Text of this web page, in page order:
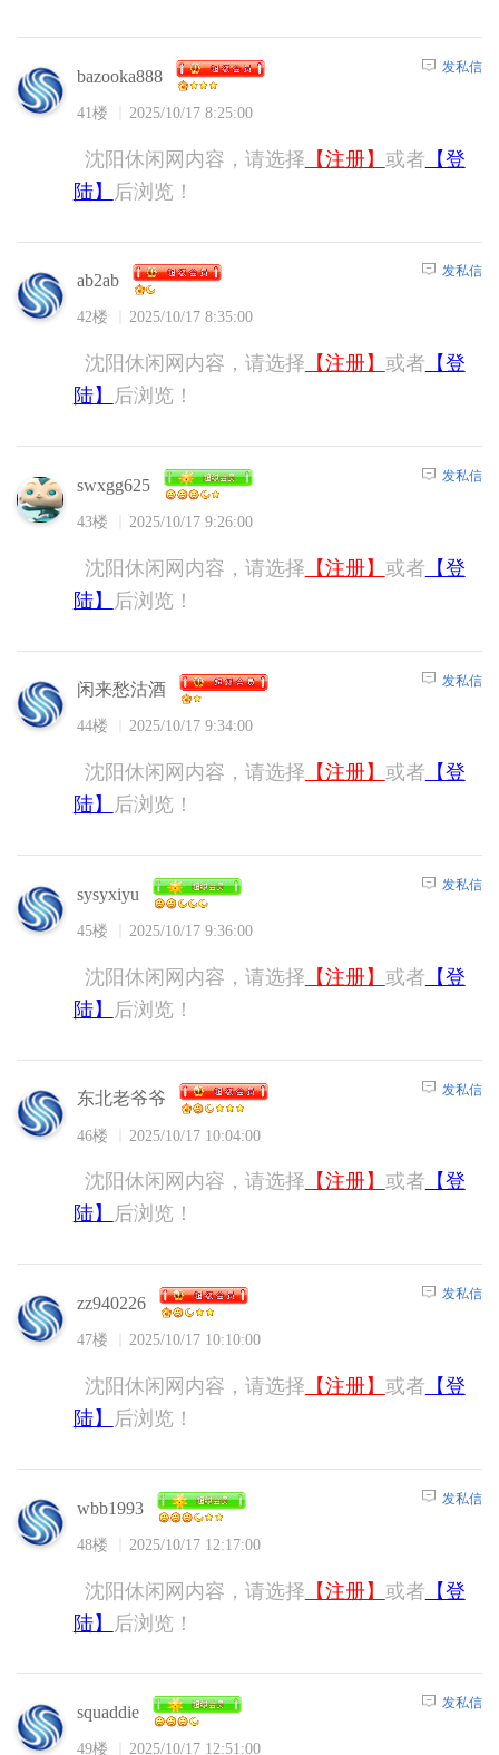
bazooka888
41楼 2025/10/17 8:25:00
发私信
沈阳休闲网内容，请选择 【注册】 或者 【登
陆】
后浏览！
ab2ab
42楼 2025/10/17 8:35:00
发私信
沈阳休闲网内容，请选择 【注册】 或者 【登
陆】
后浏览！
swxgg625
43楼 2025/10/17 9:26:00
发私信
沈阳休闲网内容，请选择 【注册】 或者 【登
陆】
后浏览！
闲来愁沽酒
44楼 2025/10/17 9:34:00
发私信
沈阳休闲网内容，请选择 【注册】 或者 【登
陆】
后浏览！
sysyxiyu
45楼 2025/10/17 9:36:00
发私信
沈阳休闲网内容，请选择 【注册】 或者 【登
陆】
后浏览！
东北老爷爷
46楼 2025/10/17 10:04:00
发私信
沈阳休闲网内容，请选择 【注册】 或者 【登
陆】
后浏览！
zz940226
47楼 2025/10/17 10:10:00
发私信
沈阳休闲网内容，请选择 【注册】 或者 【登
陆】
后浏览！
wbb1993
48楼 2025/10/17 12:17:00
发私信
沈阳休闲网内容，请选择 【注册】 或者 【登
陆】
后浏览！
squaddie
49楼 2025/10/17 12:51:00
发私信